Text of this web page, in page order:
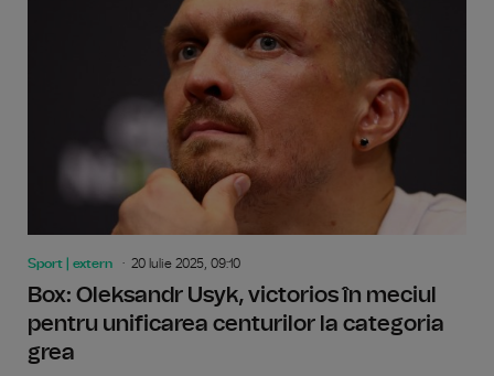
Sport | extern 20 Iulie 2025, 09:10
Box: Oleksandr Usyk, victorios în meciul
pentru unificarea centurilor la categoria
grea